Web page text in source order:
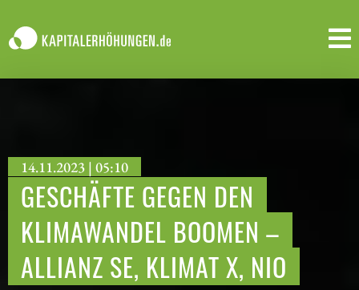
14.11.2023 | 05:10
GESCHÄFTE GEGEN DEN
KLIMAWANDEL BOOMEN –
ALLIANZ SE, KLIMAT X, NIO